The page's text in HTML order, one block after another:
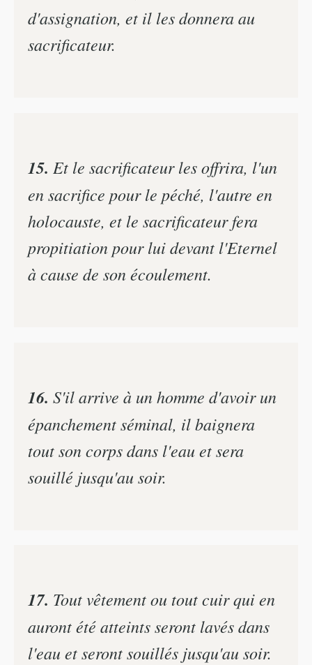
d'assignation, et il les donnera au
sacrificateur.
15. Et le sacrificateur les offrira, l'un
en sacrifice pour le péché, l'autre en
holocauste, et le sacrificateur fera
propitiation pour lui devant l'Eternel
à cause de son écoulement.
16. S'il arrive à un homme d'avoir un
épanchement séminal, il baignera
tout son corps dans l'eau et sera
souillé jusqu'au soir.
17. Tout vêtement ou tout cuir qui en
auront été atteints seront lavés dans
l'eau et seront souillés jusqu'au soir.